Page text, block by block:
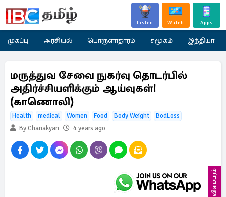
Listen Watch Apps
முகப்பு அரசியல் பொருளாதாரம் சமூகம் இந்தியா
மருத்துவ சேவை நுகர்வு தொடர்பில்
அதிர்ச்சியளிக்கும் ஆய்வுகள்!
(காணொலி)
Health medical Women Food Body Weight
BodLoss
By Chanakyan
4 years ago
விளம்பரம்